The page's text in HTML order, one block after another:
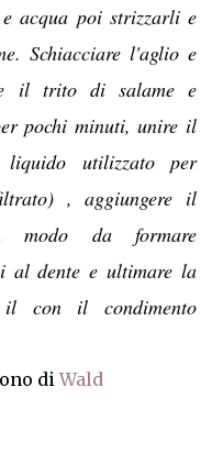
acqua poi strizzarli e
Schiacciare l'aglio e
il trito di salame e
pochi minuti, unire il
utilizzato per
, aggiungere il
modo da formare
al dente e ultimare la
con il condimento
diWald